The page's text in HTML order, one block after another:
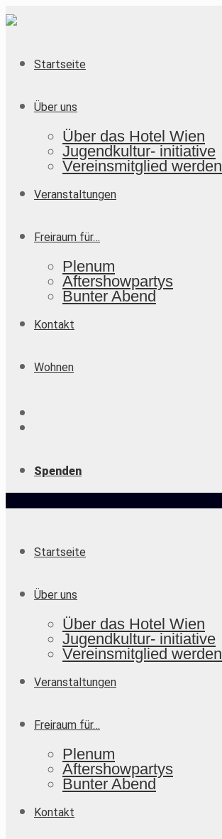
Startseite
Über uns
Über das Hotel Wien
Jugendkultur- initiative
Vereinsmitglied werden
Veranstaltungen
Freiraum für…
Plenum
Aftershowpartys
Bunter Abend
Kontakt
Wohnen
Spenden
Startseite
Über uns
Über das Hotel Wien
Jugendkultur- initiative
Vereinsmitglied werden
Veranstaltungen
Freiraum für…
Plenum
Aftershowpartys
Bunter Abend
Kontakt